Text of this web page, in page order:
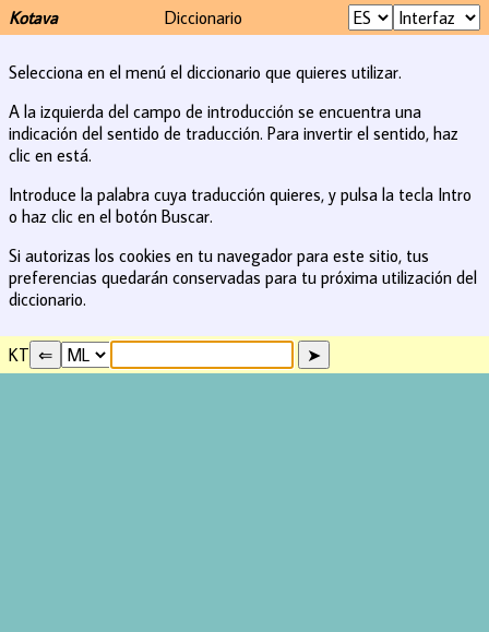
Kotava Diccionario
Selecciona en el menú el diccionario que quieres utilizar.
A la izquierda del campo de introducción se encuentra una
indicación del sentido de traducción. Para invertir el sentido, haz
clic en está.
Introduce la palabra cuya traducción quieres, y pulsa la tecla Intro
o haz clic en el botón Buscar.
Si autorizas los cookies en tu navegador para este sitio, tus
preferencias quedarán conservadas para tu próxima utilización del
diccionario.
KT